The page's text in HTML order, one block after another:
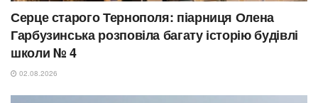
Серце старого Тернополя: піарниця Олена
Гарбузинська розповіла багату історію будівлі
школи № 4
02.08.2026